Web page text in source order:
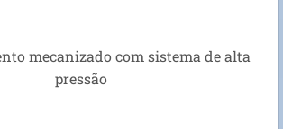
mecanizado com sistema de alta
pressão